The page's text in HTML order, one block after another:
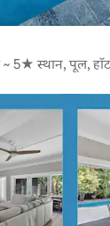
5★ स्थान, पूल,